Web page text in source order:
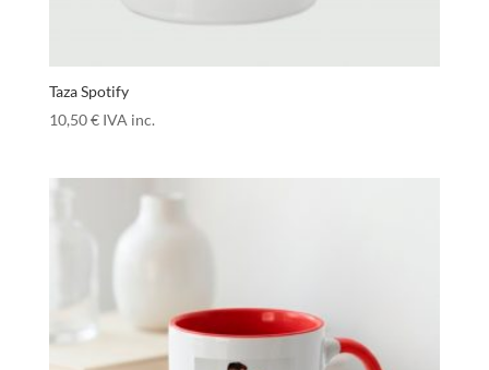
Taza Spotify
10,50€ IVA inc.